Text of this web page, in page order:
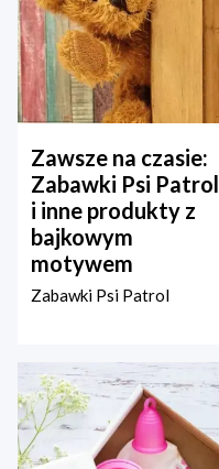
Zawsze na czasie:
Zabawki Psi Patrol
i inne produkty z
bajkowym
motywem
Zabawki Psi Patrol